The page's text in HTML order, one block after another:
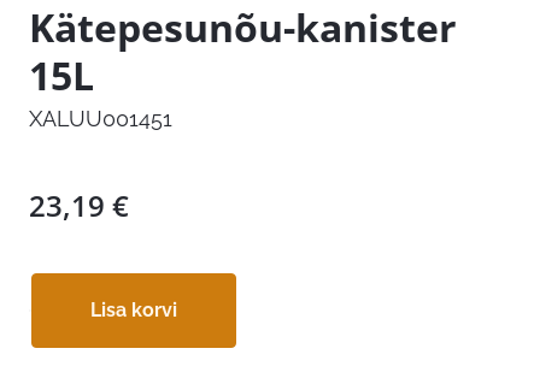
Kätepesunõu-kanister
15L
XALUU001451
23,19 €
Lisa korvi